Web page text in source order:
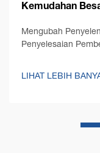
Kemudahan
Mengubah
Penyelesaian
membentangkan
LIHAT LEBIH